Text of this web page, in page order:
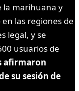
la marihuana y
las regiones de
legal, y se
usuarios de
afirmaron
su sesión de